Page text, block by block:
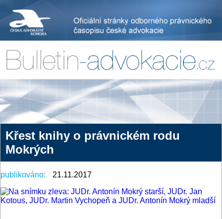
Křest knihy o právnickém rodu
Mokrých
publikováno: 21.11.2017